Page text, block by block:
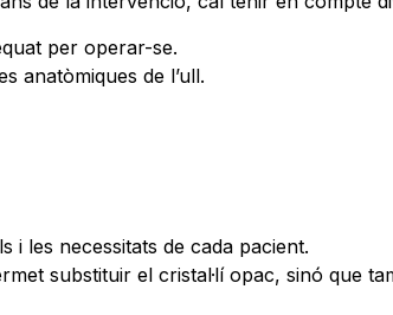
per operar-se.
anatòmiques de l’ull.
i les necessitats de cada pacient.
substituir el cristal·lí opac, sinó que